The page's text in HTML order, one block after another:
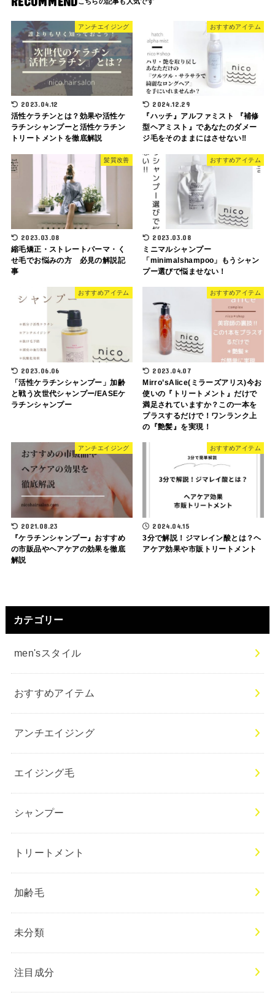
アンチエイジング
2023.04.12
活性ケラチンとは？効果や活性ケ
ラチンシャンプーと活性ケラチン
トリートメントを徹底解説
おすすめアイテム
2024.12.29
『ハッチ』アルファミスト 『補修
型ヘアミスト』であなたのダメー
ジ毛をそのままにはさせない‼︎
髪質改善
2023.03.08
縮毛矯正・ストレートパーマ・く
せ毛でお悩みの方 必見の解説記
事
おすすめアイテム
2023.03.08
ミニマルシャンプー
「minimalshampoo」もうシャン
プー選びで悩ませない！
おすすめアイテム
2023.06.06
「活性ケラチンシャンプー」加齢
と戦う次世代シャンプー/EASEケ
ラチンシャンプー
おすすめアイテム
2023.04.07
Mirro’sAlice(ミラーズアリス)今お
使いの『トリートメント』だけで
満足されていますか？この一本を
プラスするだけで！ワンランク上
の『艶髪』を実現！
アンチエイジング
2021.08.23
『ケラチンシャンプー』おすすめ
の市販品やヘアケアの効果を徹底
解説
おすすめアイテム
2024.04.15
3分で解説！ジマレイン酸とは？ヘ
アケア効果や市販トリートメント
カテゴリー
men'sスタイル
おすすめアイテム
アンチエイジング
エイジング毛
シャンプー
トリートメント
加齢毛
未分類
注目成分